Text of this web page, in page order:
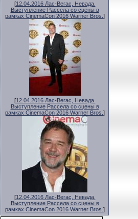
[12.04.2016 Лас-Вегас, Невада.
Выступление Рассела со сцены в
рамках CinemaCon 2016 Warner Bros. ]
[12.04.2016 Лас-Вегас, Невада.
Выступление Рассела со сцены в
рамках CinemaCon 2016 Warner Bros. ]
[12.04.2016 Лас-Вегас, Невада.
Выступление Рассела со сцены в
рамках CinemaCon 2016 Warner Bros. ]